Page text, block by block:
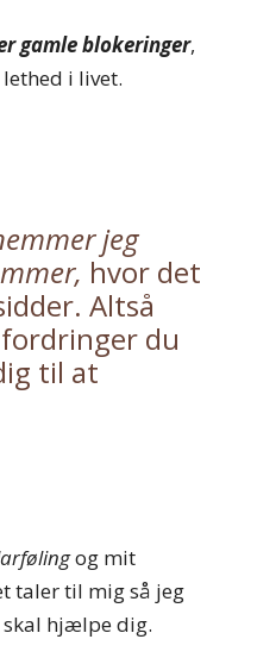
gamle blokeringer,
i livet.
jeg
hvor det
Altså
du
til at
og mit
taler til mig så jeg
skal hjælpe dig.